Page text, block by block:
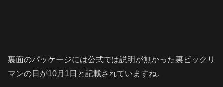
裏面のパッケージには公式では説明が無かった裏ビックリ
マンの日が10月1日と記載されていますね。